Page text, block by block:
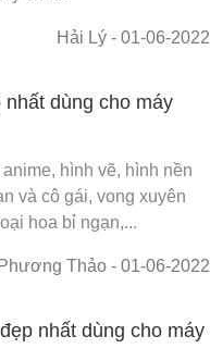
Hải Lý - 01-06-2022
dùng cho máy
hình vẽ, hình nền
và cô gái, vong xuyên
hoa bỉ ngạn,...
Phương Thảo - 01-06-2022
nhất dùng cho máy